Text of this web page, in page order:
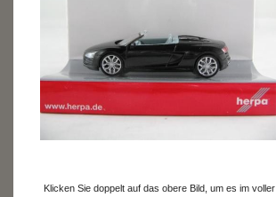
Klicken Sie doppelt auf das obere Bild, um es im voller